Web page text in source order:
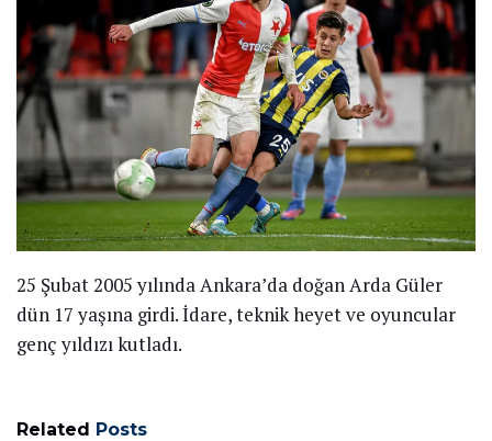
25 Şubat 2005 yılında Ankara’da doğan Arda Güler
dün 17 yaşına girdi. İdare, teknik heyet ve oyuncular
genç yıldızı kutladı.
Related Posts